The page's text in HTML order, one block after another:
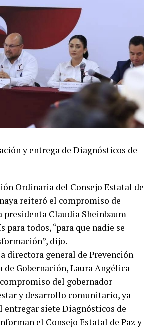
y entrega de Diagnósticos de
Ordinaria del Consejo Estatal de
reiteró el compromiso de
presidenta Claudia Sheinbaum
todos, “para que nadie se
dijo.
directora general de Prevención
Gobernación, Laura Angélica
del gobernador
y desarrollo comunitario, ya
entregar siete Diagnósticos de
el Consejo Estatal de Paz y